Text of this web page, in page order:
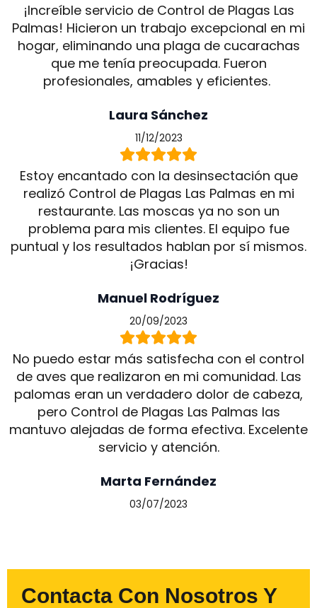
¡Increíble servicio de Control de Plagas Las
Palmas! Hicieron un trabajo excepcional en mi
hogar, eliminando una plaga de cucarachas
que me tenía preocupada. Fueron
profesionales, amables y eficientes.
Laura Sánchez
11/12/2023
Estoy encantado con la desinsectación que
realizó Control de Plagas Las Palmas en mi
restaurante. Las moscas ya no son un
problema para mis clientes. El equipo fue
puntual y los resultados hablan por sí mismos.
¡Gracias!
Manuel Rodríguez
20/09/2023
No puedo estar más satisfecha con el control
de aves que realizaron en mi comunidad. Las
palomas eran un verdadero dolor de cabeza,
pero Control de Plagas Las Palmas las
mantuvo alejadas de forma efectiva. Excelente
servicio y atención.
Marta Fernández
03/07/2023
Contacta Con Nosotros Y